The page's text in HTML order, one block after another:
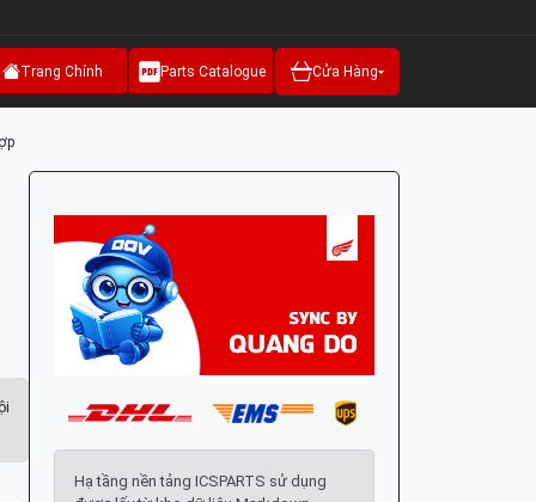
Trang Chính Parts Catalogue Cửa Hàng
Hạ tầng nền tảng ICSPARTS sử dụng